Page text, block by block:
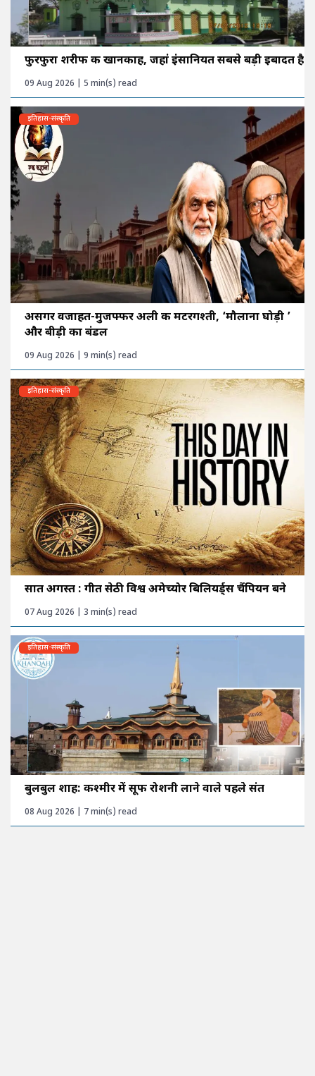
फुरफुरा शरीफ की खानकाह, जहां इंसानियत सबसे बड़ी इबादत है
09 Aug 2026 | 5 min(s) read
इतिहास-संस्कृति
असगर वजाहत-मुजफ्फर अली की मटरगश्ती, ‘मौलाना घोड़ी ’
और बीड़ी का बंडल
09 Aug 2026 | 9 min(s) read
इतिहास-संस्कृति
सात अगस्त : गीत सेठी विश्व अमेच्योर बिलियर्ड्स चैंपियन बने
07 Aug 2026 | 3 min(s) read
इतिहास-संस्कृति
बुलबुल शाह: कश्मीर में सूफी रोशनी लाने वाले पहले संत
08 Aug 2026 | 7 min(s) read